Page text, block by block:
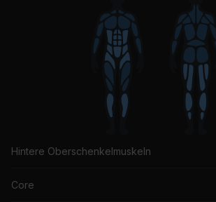
Hintere Oberschenkelmuskeln
Core